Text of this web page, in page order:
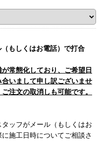
もしくはお電話）で打合
常態化しており、ご希望日
いまして申し訳ございませ
注文の取消しも可能です。
ッフがメール（もしくはお
施工日時についてご相談さ